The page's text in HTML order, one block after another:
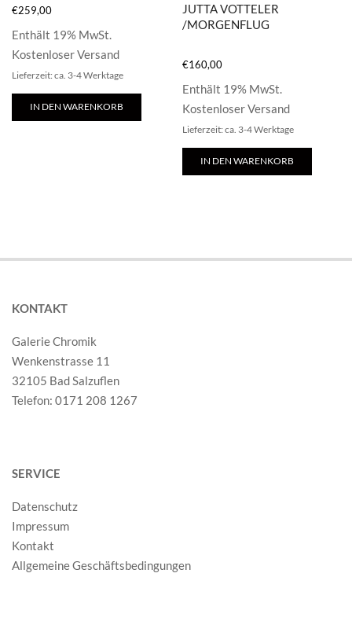
€259,00
Enthält 19% MwSt.
Kostenloser Versand
Lieferzeit: ca. 3-4 Werktage
IN DEN WARENKORB
JUTTA VOTTELER
/MORGENFLUG
€160,00
Enthält 19% MwSt.
Kostenloser Versand
Lieferzeit: ca. 3-4 Werktage
IN DEN WARENKORB
KONTAKT
Galerie Chromik
Wenkenstrasse 11
32105 Bad Salzuflen
Telefon: 0171 208 1267
SERVICE
Datenschutz
Impressum
Kontakt
Allgemeine Geschäftsbedingungen